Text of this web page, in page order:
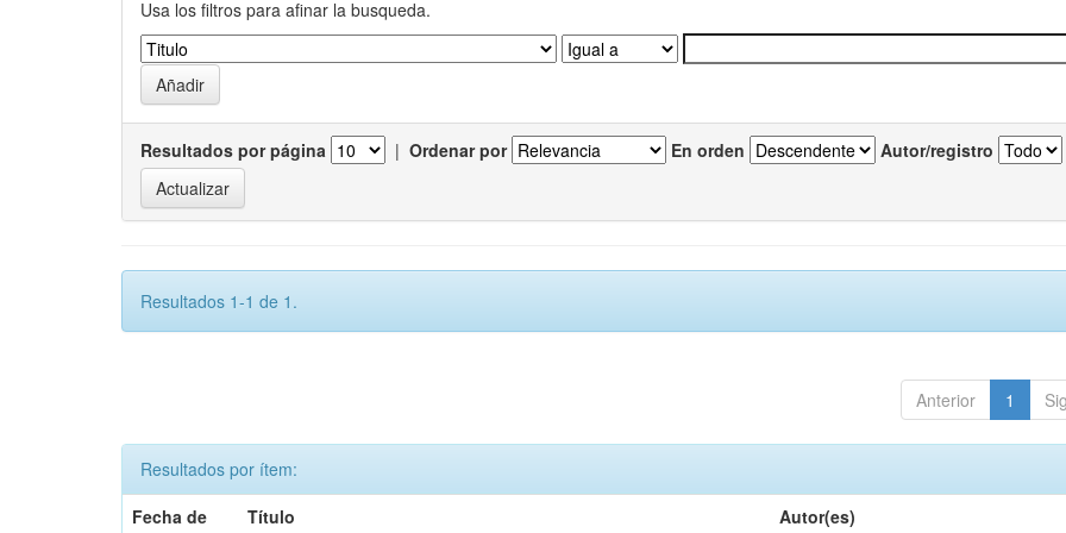
Usa los filtros para afinar la busqueda.
Resultados por página | Ordenar por En orden Autor/registro
Resultados 1-1 de 1.
Anterior 1
Resultados por ítem:
Fecha de
Título Autor(es)